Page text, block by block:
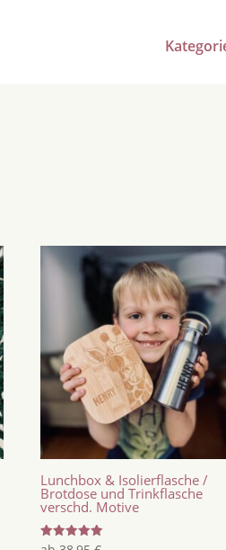
Lunchbox & Isolierflasche /
Brotdose und Trinkflasche
verschd. Motive
Bewertet